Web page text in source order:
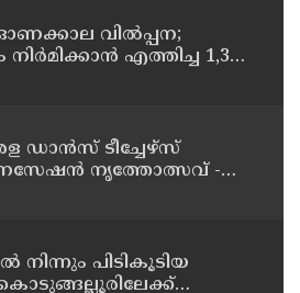
വിൽപ്പന;
നിർമിക്കാൻ എത്തിച്ച 1,350
ഡാൻസ് ടീച്ചേഴ്സ്
നൃത്തോത്സവ് -
നിന്നും പിടികൂടിയ
കൊടുങ്ങല്ലൂരിലേക്ക്